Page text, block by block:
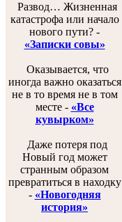
Развод… Жизненная
катастрофа или начало
нового пути? -
«Записки совы»
Оказывается, что
иногда важно оказаться
не в то время не в том
месте - «Все
кувырком»
Даже потеря под
Новый год может
странным образом
превратиться в находку
- «Новогодняя
история»